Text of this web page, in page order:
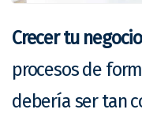
Crecer tu
procesos de
debería ser tan